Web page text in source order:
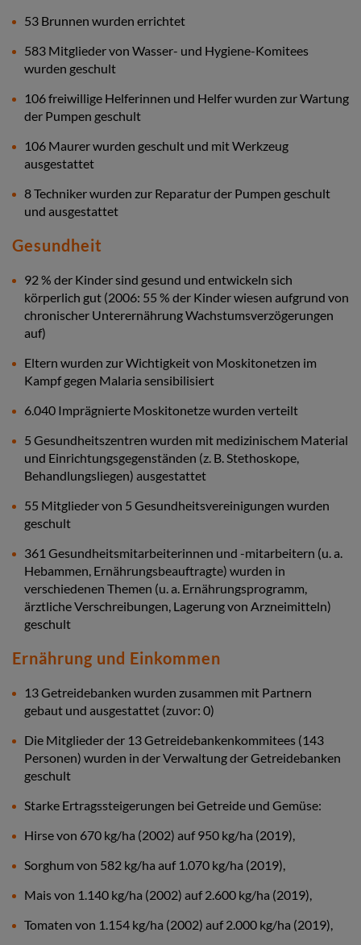
53 Brunnen wurden errichtet
583 Mitglieder von Wasser- und Hygiene-Komitees
wurden geschult
106 freiwillige Helferinnen und Helfer wurden zur Wartung
der Pumpen geschult
106 Maurer wurden geschult und mit Werkzeug
ausgestattet
8 Techniker wurden zur Reparatur der Pumpen geschult
und ausgestattet
Gesundheit
92 % der Kinder sind gesund und entwickeln sich
körperlich gut (2006: 55 % der Kinder wiesen aufgrund von
chronischer Unterernährung Wachstumsverzögerungen
auf)
Eltern wurden zur Wichtigkeit von Moskitonetzen im
Kampf gegen Malaria sensibilisiert
6.040 Imprägnierte Moskitonetze wurden verteilt
5 Gesundheitszentren wurden mit medizinischem Material
und Einrichtungsgegenständen (z. B. Stethoskope,
Behandlungsliegen) ausgestattet
55 Mitglieder von 5 Gesundheitsvereinigungen wurden
geschult
361 Gesundheitsmitarbeiterinnen und -mitarbeitern (u. a.
Hebammen, Ernährungsbeauftragte) wurden in
verschiedenen Themen (u. a. Ernährungsprogramm,
ärztliche Verschreibungen, Lagerung von Arzneimitteln)
geschult
Ernährung und Einkommen
13 Getreidebanken wurden zusammen mit Partnern
gebaut und ausgestattet (zuvor: 0)
Die Mitglieder der 13 Getreidebankenkommitees (143
Personen) wurden in der Verwaltung der Getreidebanken
geschult
Starke Ertragssteigerungen bei Getreide und Gemüse:
Hirse von 670 kg/ha (2002) auf 950 kg/ha (2019),
Sorghum von 582 kg/ha auf 1.070 kg/ha (2019),
Mais von 1.140 kg/ha (2002) auf 2.600 kg/ha (2019),
Tomaten von 1.154 kg/ha (2002) auf 2.000 kg/ha (2019),